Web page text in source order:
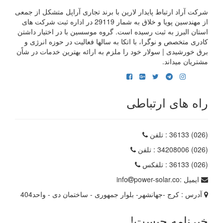
شرکت آراد ارتباط پایدار لارین با برند تجاری آراپل متشکل از جمعی
از مهندسین پویا و خلاق به شمار 29119 در اداره ثبت شرکت های
استان البرز به ثبت رسیده است. گروه موسسین با در اختیار داشتن
کادری متخصص و نوگرا، با اتکا به سالها فعالیت در حوزه انرژی و
برق خورشیدی | سولار خود را ملزم به ارائه بهترین خدمات در شاًن
مشتریان میداند.
راه های ارتباطی
(026) 36133
: تلفن
(026) 34208006
: تلفن
(026) 36133
: تلفکس
ایمیل :
info
power-solar.co
آدرس : کرج -جهانشهر- بلوار جمهوری - ساختمان دی - واحد404